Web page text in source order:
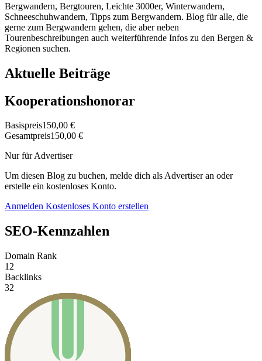
Bergwandern, Bergtouren, Leichte 3000er, Winterwandern,
Schneeschuhwandern, Tipps zum Bergwandern. Blog für alle, die
gerne zum Bergwandern gehen, die aber neben
Tourenbeschreibungen auch weiterführende Infos zu den Bergen &
Regionen suchen.
Aktuelle Beiträge
Kooperationshonorar
Basispreis150,00 €
Gesamtpreis150,00 €
Nur für Advertiser
Um diesen Blog zu buchen, melde dich als Advertiser an oder
erstelle ein kostenloses Konto.
Anmelden Kostenloses Konto erstellen
SEO-Kennzahlen
Domain Rank
12
Backlinks
32